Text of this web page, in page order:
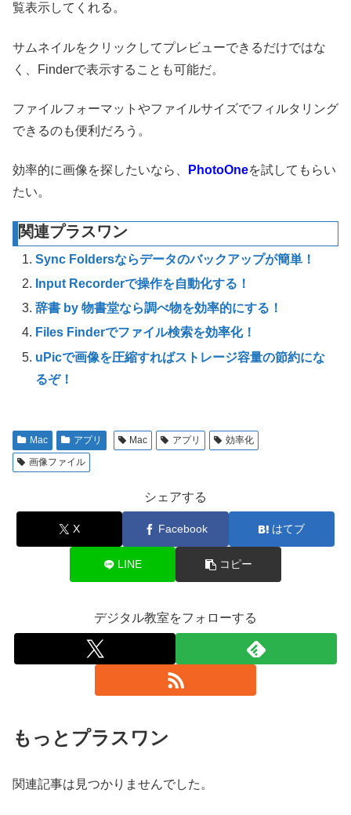
覧表示してくれる。
サムネイルをクリックしてプレビューできるだけではな
く、Finderで表示することも可能だ。
ファイルフォーマットやファイルサイズでフィルタリング
できるのも便利だろう。
効率的に画像を探したいなら、 PhotoOneを試してもらい
たい。
関連プラスワン
Sync Foldersならデータのバックアップが簡単！
Input Recorderで操作を自動化する！
辞書 by 物書堂なら調べ物を効率的にする！
Files Finderでファイル検索を効率化！
uPicで画像を圧縮すればストレージ容量の節約にな
るぞ！
Mac アプリ Mac アプリ
効率化
画像ファイル
シェアする
X Facebook はてブ
LINE コピー
デジタル教室をフォローする
もっとプラスワン
関連記事は見つかりませんでした。